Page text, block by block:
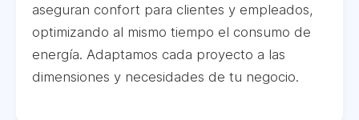
aseguran confort para clientes y empleados,
optimizando al mismo tiempo el consumo de
energía. Adaptamos cada proyecto a las
dimensiones y necesidades de tu negocio.